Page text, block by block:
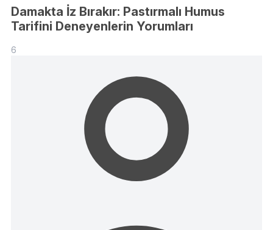
Damakta İz Bırakır: Pastırmalı Humus
Tarifini Deneyenlerin Yorumları
6